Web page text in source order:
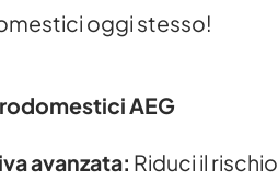
oggi stesso!
AEG
avanzata: Riduci il rischio